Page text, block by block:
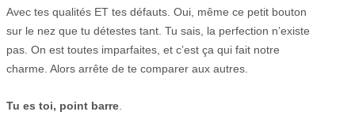
Avec tes qualités ET tes défauts. Oui, même ce petit bouton
sur le nez que tu détestes tant. Tu sais, la perfection n’existe
pas. On est toutes imparfaites, et c’est ça qui fait notre
charme. Alors arrête de te comparer aux autres.
Tu es toi, point barre